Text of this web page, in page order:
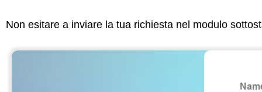
Non esitare a inviare la tua richiesta nel modulo